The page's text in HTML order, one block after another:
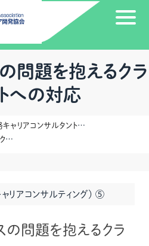
問題を抱えるクラ
への対応
国家資格キャリアコンサルタント更新講習
メンタルヘルスの問題を抱えるクライエントへの対応
リアコンサルティング） ⑤
の問題を抱えるクラ